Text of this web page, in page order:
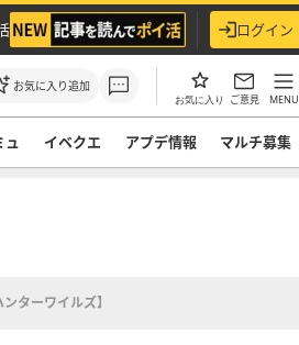
ログイン
お気に入り追加
お気に入り ご意見 MENU
ュ イベクエ アプデ情報 マルチ募集
ターワイルズ】